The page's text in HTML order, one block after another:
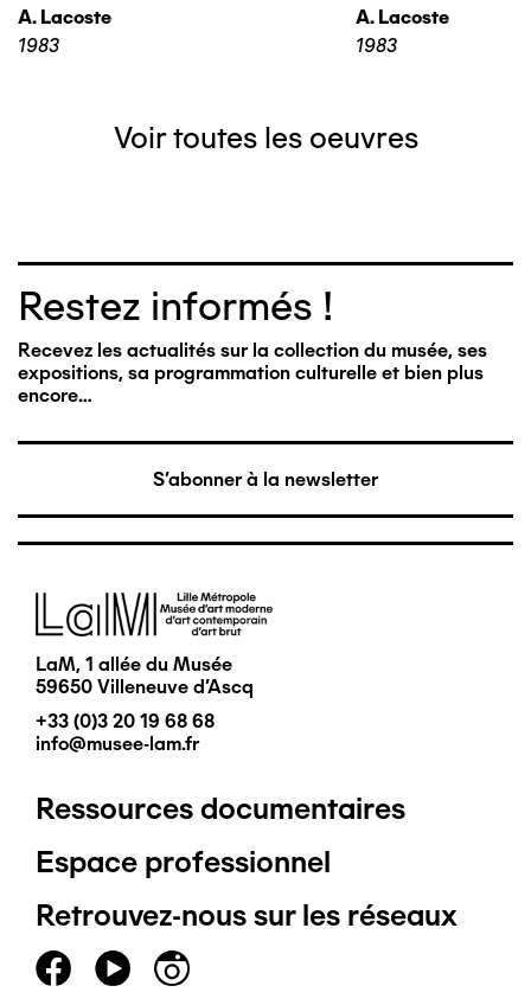
A. Lacoste
1983
A. Lacoste
1983
Voir toutes les oeuvres
Restez informés !
Recevez les actualités sur la collection du musée, ses
expositions, sa programmation culturelle et bien plus
encore…
S'abonner à la newsletter
Image
LaM, 1 allée du Musée
59650 Villeneuve d'Ascq
+33 (0)3 20 19 68 68
info@musee-lam.fr
Pied
de
page
Ressources documentaires
Espace professionnel
Retrouvez-nous sur les réseaux